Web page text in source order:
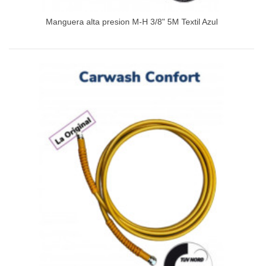
Manguera alta presion M-H 3/8" 5M Textil Azul